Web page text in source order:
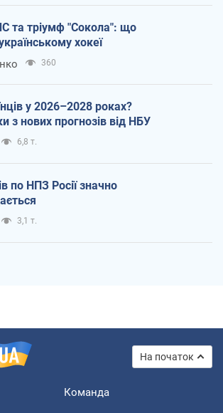
та тріумф "Сокола": що
хокеї
360
у 2026–2028 роках?
з нових прогнозів від НБУ
6,8 т.
по НПЗ Росії значно
3,1 т.
На початок
Команда